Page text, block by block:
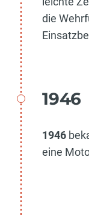
die
1946
1946
eine